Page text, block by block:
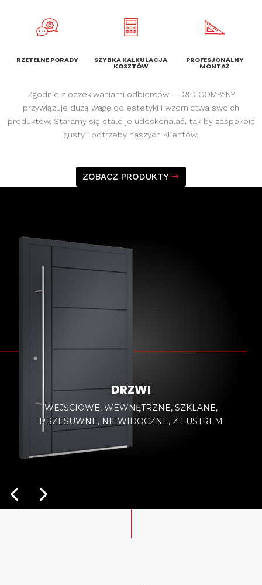
RZETELNE PORADY SZYBKA KALKULACJA
KOSZTÓW
PROFESJONALNY
MONTAŻ
Zgodnie z oczekiwaniami odbiorców – D&D COMPANY
przywiązuje dużą wagę do estetyki i wzornictwa swoich
produktów. Staramy się stale je udoskonalać, tak by zaspokoić
gusty i potrzeby naszych Klientów.
ZOBACZ PRODUKTY
DRZWI
WEJŚCIOWE, WEWNĘTRZNE, SZKLANE,
PRZESUWNE, NIEWIDOCZNE, Z LUSTREM